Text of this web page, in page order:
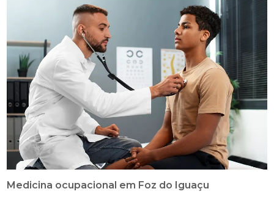
Medicina ocupacional em Foz do Iguaçu